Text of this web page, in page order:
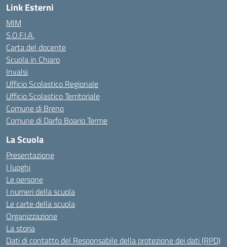
Link Esterni
MIM
S.O.F.I.A.
Carta del docente
Scuola in Chiaro
Invalsi
Ufficio Scolastico Regionale
Ufficio Scolastico Territoriale
Comune di Breno
Comune di Darfo Boario Terme
La Scuola
Presentazione
I luoghi
Le persone
I numeri della scuola
Le carte della scuola
Organizzazione
La storia
Dati di contatto del Responsabile della protezione dei dati (RPD)